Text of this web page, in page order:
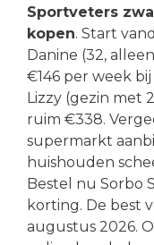
Sportveters
kopen. Start
Danine (32,
€146 per week
Lizzy (gezin met
ruim €338.
supermarkt
huishouden
Bestel nu Sorbo
korting. De best
augustus 2026.